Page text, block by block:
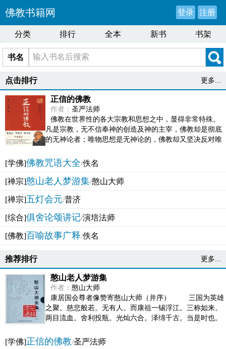
佛教书籍网 登录 注册
分类 排行 全本 新书 书架
书名
点击排行 更多...
正信的佛教
作者： 圣严法师
佛教在世界性的各大宗教和思想之中，显得非常特殊。
凡是宗教，无不信奉神的创造及神的主宰，佛教却是彻底
的无神论者；唯物思想是无神论的，佛教却又坚决反对唯
[学佛]佛教咒语大全/佚名
[禅宗]憨山老人梦游集/憨山大师
[禅宗]五灯会元/普济
[综合]俱舍论颂讲记/演培法师
[佛教]百喻故事广释/佚名
推荐排行 更多...
憨山老人梦游集
作者： 憨山大师
康居国会尊者像赞寄憨山大师（并序） 三国为英雄
之聚。慈悲般若。无有人。而康祖一锡浮江。三称如来。
两目流血。舍利投瓶。光灿六合。泽绵千古。当是时也。
[学佛]正信的佛教/圣严法师